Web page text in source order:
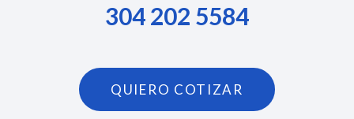
304 202 5584
QUIERO COTIZAR